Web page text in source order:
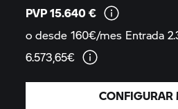
PVP 15.640€
o desde 160€/mes Entrada
6.573,65€
CONFIGURAR